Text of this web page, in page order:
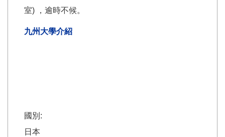
室) ，逾時不候。
九州大學介紹
國別:
日本